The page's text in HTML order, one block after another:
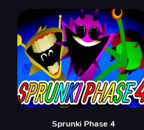
Sprunki Phase 4